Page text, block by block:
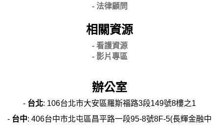
- 法律顧問
相關資源
- 看護資源
- 影片專區
辦公室
- 台北: 106台北市大安區羅斯福路3段149號8樓之1
- 台中: 406台中市北屯區昌平路一段95-8號8F-5(長輝金融中